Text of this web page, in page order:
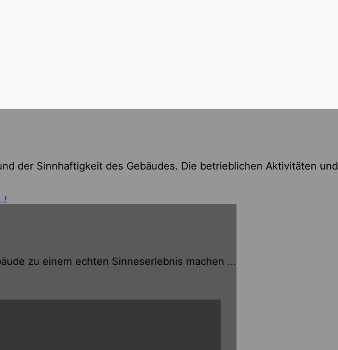
der Sinnhaftigkeit des Gebäudes. Die betrieblichen Aktivitäten und
zu einem echten Sinneserlebnis machen ...